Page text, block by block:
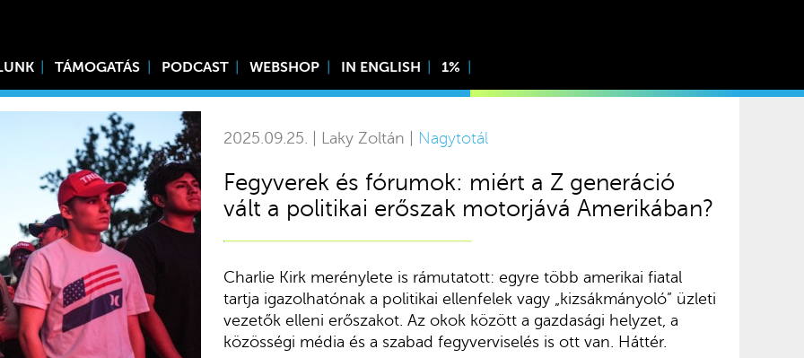
TÁMOGATÁS PODCAST WEBSHOP IN ENGLISH 1%
2025.09.25. | Laky Zoltán | Nagytotál
Fegyverek és fórumok: miért a Z generáció
vált a politikai erőszak motorjává Amerikában?
Charlie Kirk merénylete is rámutatott: egyre több amerikai fiatal
tartja igazolhatónak a politikai ellenfelek vagy „kizsákmányoló” üzleti
vezetők elleni erőszakot. Az okok között a gazdasági helyzet, a
közösségi média és a szabad fegyverviselés is ott van. Háttér.